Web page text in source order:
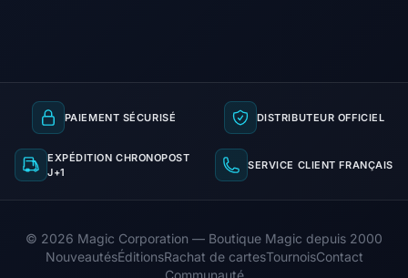
PAIEMENT SÉCURISÉ DISTRIBUTEUR OFFICIEL
EXPÉDITION CHRONOPOST
J+1
SERVICE CLIENT FRANÇAIS
© 2026 Magic Corporation — Boutique Magic depuis 2000
NouveautésÉditionsRachat de cartesTournoisContact
Communauté